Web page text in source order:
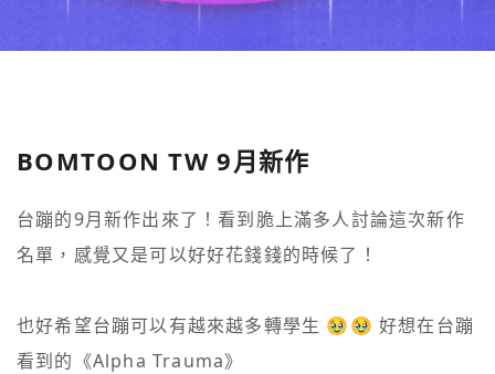
BOMTOON TW 9月新作
台蹦的9月新作出來了！看到脆上滿多人討論這次新作
名單，感覺又是可以好好花錢錢的時候了！
也好希望台蹦可以有越來越多轉學生 🥹🥹 好想在台蹦
看到的《Alpha Trauma》